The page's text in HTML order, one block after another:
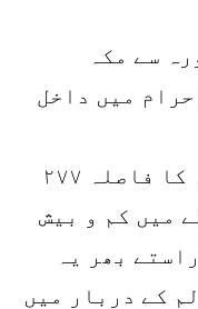
سے مکہ
میں داخل
مکہ معظمہ سے مدینہ منورہ کا فاصلہ ۲۷۷
میں کم و بیش
بھر یہ
کے دربار میں